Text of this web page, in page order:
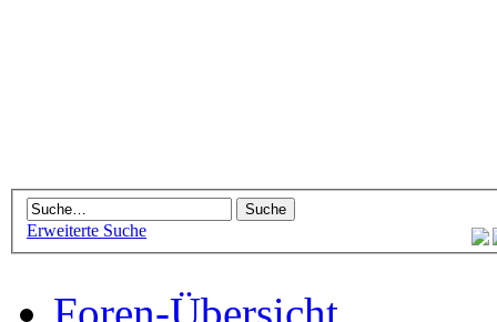
Erweiterte Suche
Foren-Übersicht